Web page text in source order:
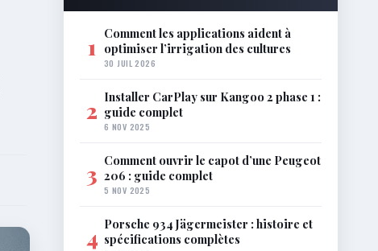
1 Comment les applications aident à
optimiser l’irrigation des cultures
30 JUIL 2026
2 Installer CarPlay sur Kangoo 2 phase 1 :
guide complet
6 NOV 2025
3 Comment ouvrir le capot d’une Peugeot
206 : guide complet
5 NOV 2025
4 Porsche 934 Jägermeister : histoire et
spécifications complètes